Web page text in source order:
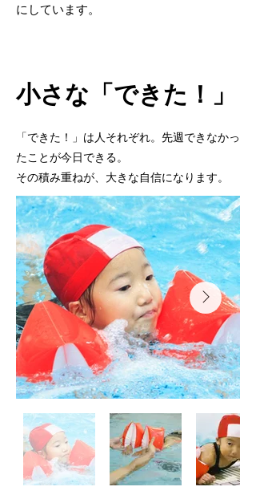
にしています。
小さな「できた！」
「できた！」は人それぞれ。先週できなかっ
たことが今日できる。
​その積み重ねが、大きな自信になります。